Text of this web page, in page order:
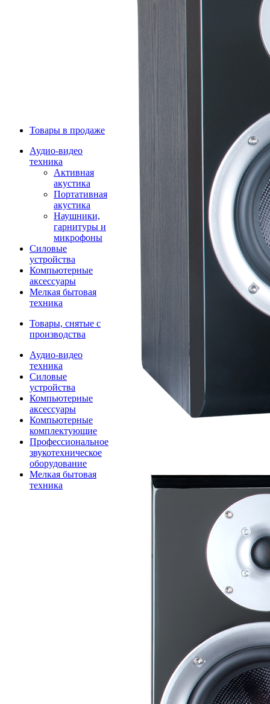
Товары в продаже
Аудио-видео
техника
Активная
акустика
Портативная
акустика
Наушники,
гарнитуры и
микрофоны
Силовые
устройства
Компьютерные
аксессуары
Мелкая бытовая
техника
Товары, снятые с
производства
Аудио-видео
техника
Силовые
устройства
Компьютерные
аксессуары
Компьютерные
комплектующие
Профессиональное
звукотехническое
оборудование
Мелкая бытовая
техника